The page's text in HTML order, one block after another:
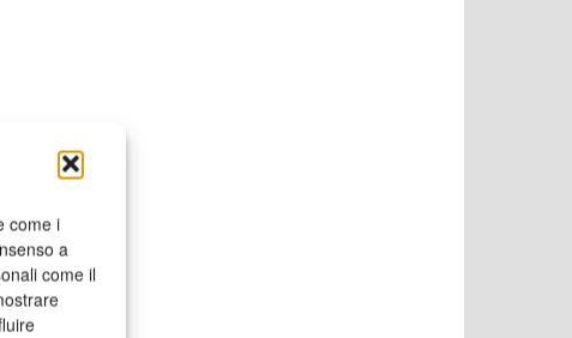
come i
a
come il